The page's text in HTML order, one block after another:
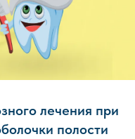
лечения при
полости